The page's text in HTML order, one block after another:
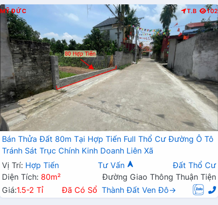
MỸ ĐỨC T.B 102
Bán Thửa Đất 80m Tại Hợp Tiến Full Thổ Cư Đường Ô Tô
Tránh Sát Trục Chính Kinh Doanh Liên Xã
Vị Trí: Hợp Tiến Tư Vấn
Đất Thổ Cư
Diện Tích: 80m²
Đường Giao Thông Thuận Tiện
Giá:1.5-2 Tỉ Đã Có Sổ Thành Đất Ven Đô→